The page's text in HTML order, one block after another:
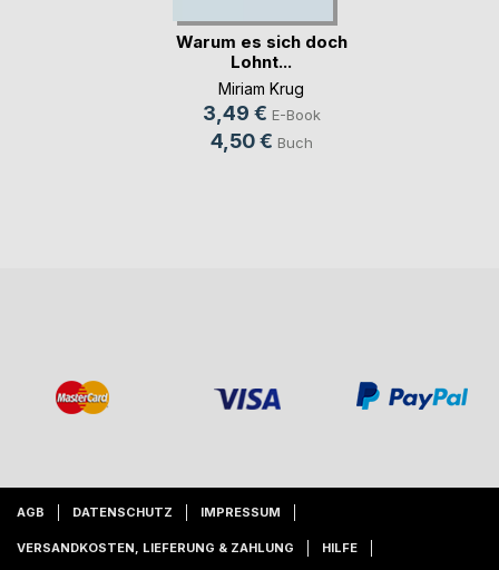
Warum es sich doch
Lohnt...
Miriam Krug
3,49 € E-Book
4,50 € Buch
AGB DATENSCHUTZ IMPRESSUM
VERSANDKOSTEN, LIEFERUNG & ZAHLUNG HILFE